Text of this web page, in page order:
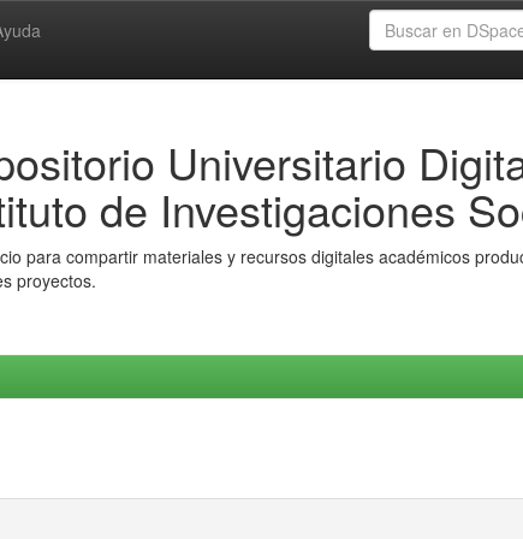
Universitario
de Investigaciones
para compartir materiales y recursos digitales académicos
proyectos.